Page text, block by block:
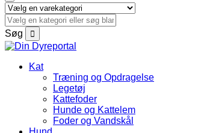
Søg
Kat
Træning og Opdragelse
Legetøj
Kattefoder
Hunde og Kattelem
Foder og Vandskål